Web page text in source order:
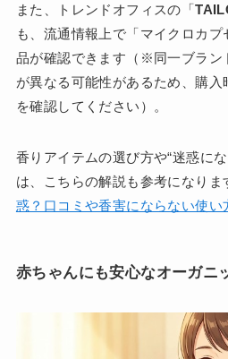
また、トレンドオフィスの「
も、流通情報上で「マイクロカ
品が確認できます（※同一ブラン
が異なる可能性があるため、購
を確認してください）。
香りアイテムの選び方や“迷惑に
は、こちらの解説も参考になりま
惑？口コミや香害にならない使い
赤ちゃんにも安心なオーガニ